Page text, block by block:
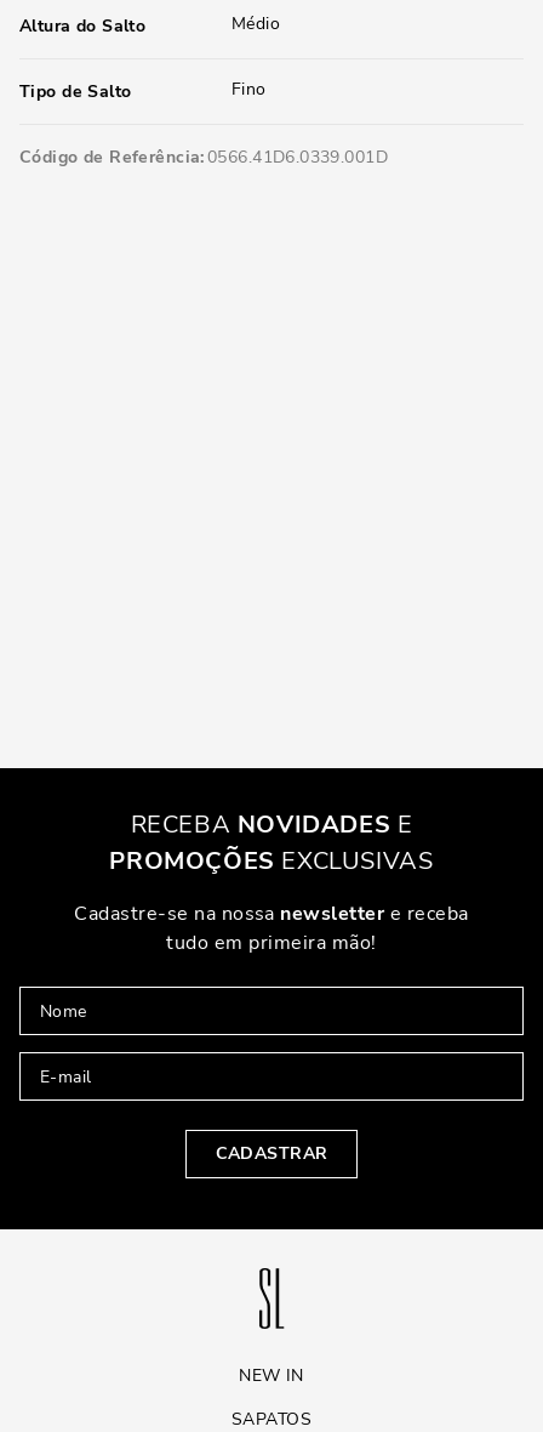
Altura do Salto Médio
Tipo de Salto Fino
Código de Referência 0566.41D6.0339.001D
RECEBA NOVIDADES E
PROMOÇÕES EXCLUSIVAS
Cadastre-se na nossa newslettere receba
tudo em primeira mão!
CADASTRAR
NEW IN
SAPATOS